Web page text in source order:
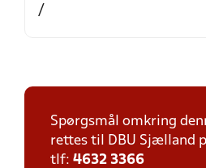
/
Spørgsmål omkring
rettes til DBU Sjælland
tlf: 4632 3366